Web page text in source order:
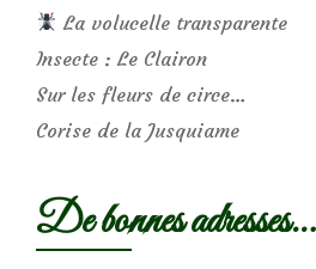
La volucelle transparente
Insecte : Le Clairon
Sur les fleurs de circe…
Corise de la Jusquiame
De bonnes adresses…